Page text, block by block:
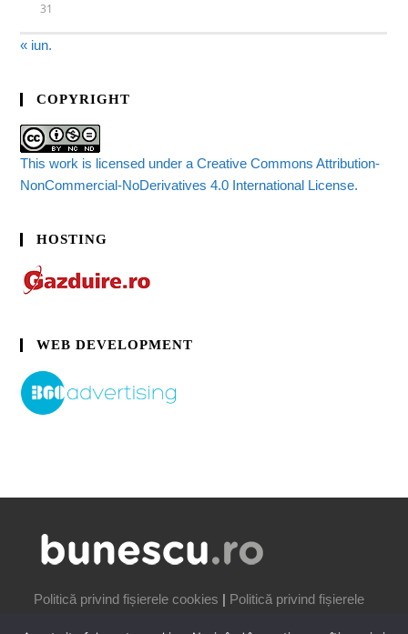
31
« iun.
COPYRIGHT
This work is licensed under a Creative Commons Attribution-
NonCommercial-NoDerivatives 4.0 International License.
HOSTING
WEB DEVELOPMENT
Politică privind fișierele cookies | Politică privind fișierele